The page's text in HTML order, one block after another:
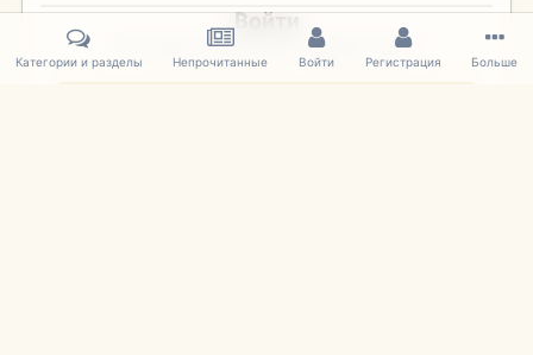
Войти
Уже зарегистрированы? Войдите здесь.
Категории и разделы Непрочитанные Войти Регистрация Больше